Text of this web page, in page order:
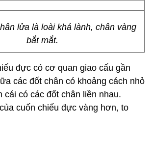
lửa là loài khá lành, chân vàng
bắt mắt.
đực có cơ quan giao cấu gần
các đốt chân có khoảng cách nhỏ
cái có các đốt chân liền nhau.
cuốn chiếu đực vàng hơn, to